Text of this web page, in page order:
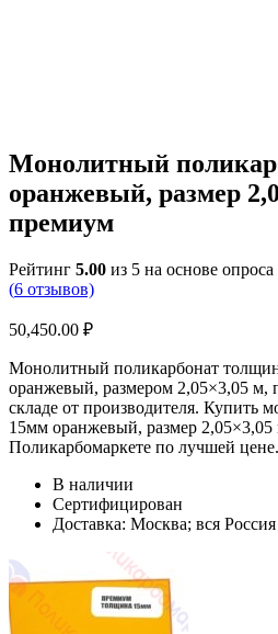
Монолитный
оранжевый, размер
премиум
Рейтинг 5.00 из 5 на основе опроса
(6 отзывов)
50,450.00 ₽
Монолитный поликарбонат
оранжевый, размером 2,05×3,05 м,
складе от производителя. Купить
15мм оранжевый, размер
Поликарбомаркете по лучшей цене.
В наличии
Сертифицирован
Доставка: Москва; вся Россия